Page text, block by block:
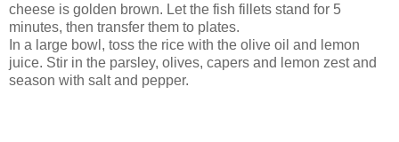
cheese is golden brown. Let the fish fillets stand for 5
minutes, then transfer them to plates.
In a large bowl, toss the rice with the olive oil and lemon
juice. Stir in the parsley, olives, capers and lemon zest and
season with salt and pepper.